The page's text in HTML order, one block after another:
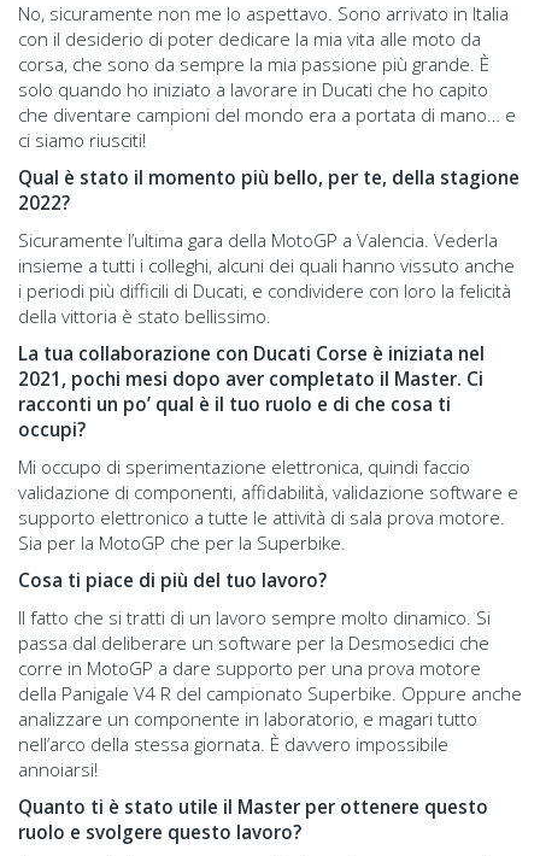
No, sicuramente non me lo aspettavo. Sono arrivato in Italia
con il desiderio di poter dedicare la mia vita alle moto da
corsa, che sono da sempre la mia passione più grande. È
solo quando ho iniziato a lavorare in Ducati che ho capito
che diventare campioni del mondo era a portata di mano… e
ci siamo riusciti!
Qual è stato il momento più bello, per te, della stagione
2022?
Sicuramente l’ultima gara della MotoGP a Valencia. Vederla
insieme a tutti i colleghi, alcuni dei quali hanno vissuto anche
i periodi più difficili di Ducati, e condividere con loro la felicità
della vittoria è stato bellissimo.
La tua collaborazione con Ducati Corse è iniziata nel
2021, pochi mesi dopo aver completato il Master. Ci
racconti un po’ qual è il tuo ruolo e di che cosa ti
occupi?
Mi occupo di sperimentazione elettronica, quindi faccio
validazione di componenti, affidabilità, validazione software e
supporto elettronico a tutte le attività di sala prova motore.
Sia per la MotoGP che per la Superbike.
Cosa ti piace di più del tuo lavoro?
Il fatto che si tratti di un lavoro sempre molto dinamico. Si
passa dal deliberare un software per la Desmosedici che
corre in MotoGP a dare supporto per una prova motore
della Panigale V4 R del campionato Superbike. Oppure anche
analizzare un componente in laboratorio, e magari tutto
nell’arco della stessa giornata. È davvero impossibile
annoiarsi!
Quanto ti è stato utile il Master per ottenere questo
ruolo e svolgere questo lavoro?